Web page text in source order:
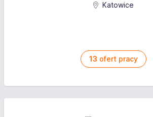
Katowice
13 ofert pracy